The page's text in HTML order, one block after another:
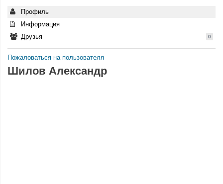
Профиль
Информация
Друзья
0
Пожаловаться на пользователя
Шилов Александр